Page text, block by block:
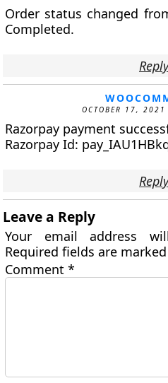
Order status changed
Completed.
Reply
OCTOBER 17,
Razorpay payment
Razorpay Id:
Reply
Leave a Reply
Your email address
Required fields are
Comment*